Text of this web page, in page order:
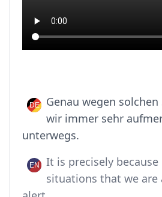
Genau wegen
wir immer sehr
unterwegs.
It is precisely because
situations that we are